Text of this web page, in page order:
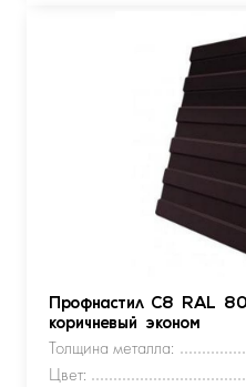
Профнастил С8 RAL
коричневый эконом
Толщина металла:
Цвет: